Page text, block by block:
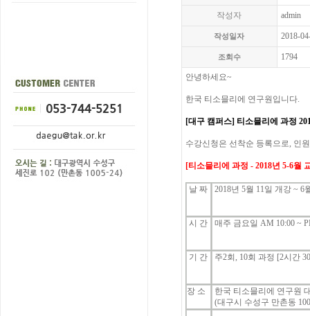
작성자 admin
작성일자 2018-
조회수 1794
안녕하세요~
한국 티소믈리에 연구원입니다.
[대구 캠퍼스] 티소믈리에 과정
수강신청은 선착순 등록으로, 인원
[티소믈리에 과정 - 2018년 5-6월
날 짜 2018년 5월 11일 개강~ 6
시 간 매주 금요일AM 10:00 ~
기 간 주2회, 10회 과정 [2시간
장 소
한국 티소믈리에 연구원
(대구시 수성구 만촌동